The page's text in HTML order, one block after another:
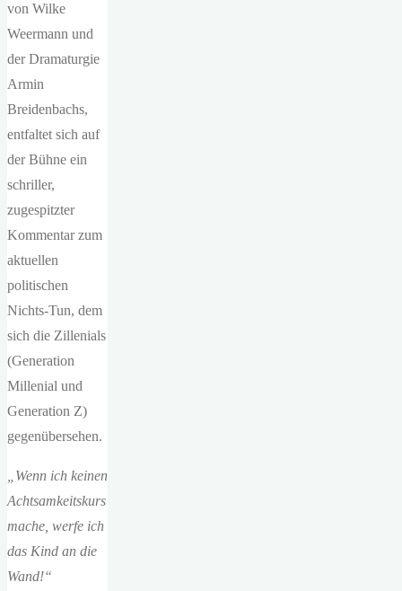
von Wilke
Weermann und
der Dramaturgie
Armin
Breidenbachs,
entfaltet sich auf
der Bühne ein
schriller,
zugespitzter
Kommentar zum
aktuellen
politischen
Nichts-Tun, dem
sich die Zillenials
(Generation
Millenial und
Generation Z)
gegenübersehen.
„Wenn ich keinen
Achtsamkeitskurs
mache, werfe ich
das Kind an die
Wand!“